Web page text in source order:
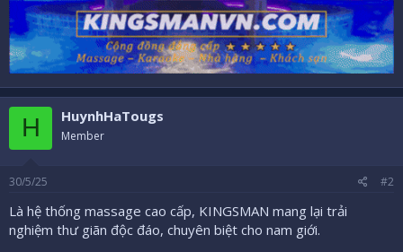
H HuynhHaTougs
Member
30/5/25 #2
Là hệ thống massage cao cấp, KINGSMAN mang lại trải
nghiệm thư giãn độc đáo, chuyên biệt cho nam giới.